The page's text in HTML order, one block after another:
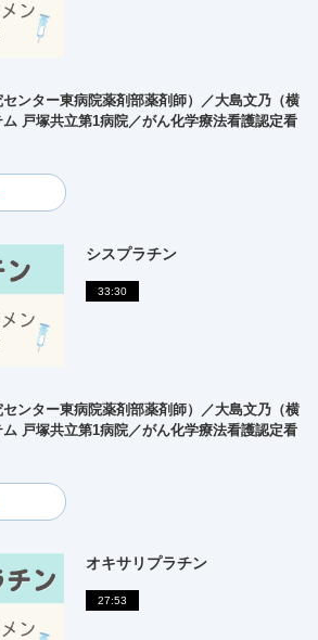
ンター東病院薬剤部薬剤師）／大島文乃（横
戸塚共立第1病院／がん化学療法看護認定看
シスプラチン
33:30
ンター東病院薬剤部薬剤師）／大島文乃（横
戸塚共立第1病院／がん化学療法看護認定看
オキサリプラチン
27:53